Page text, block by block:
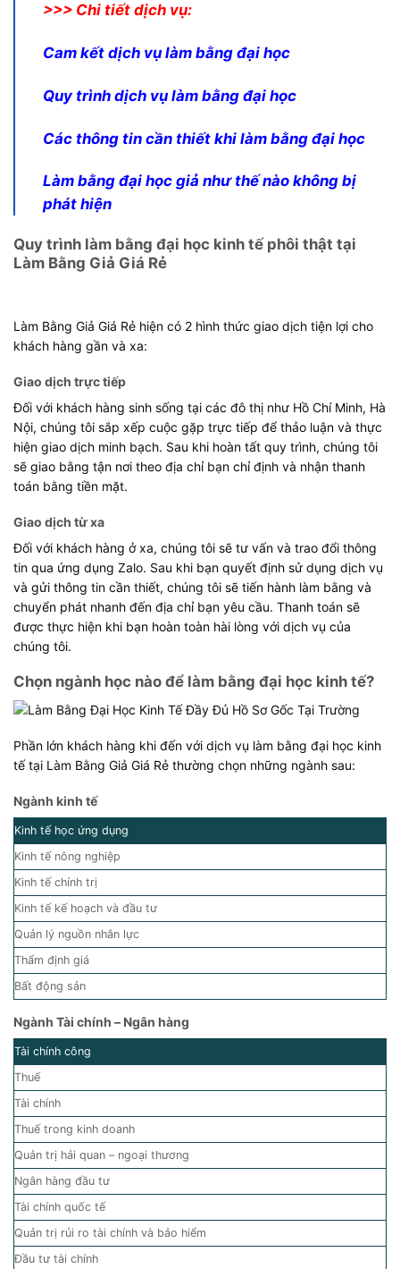
>>> Chi tiết dịch vụ:
Cam kết dịch vụ làmbằng đại học
Quy trình dịch vụ làm bằng đại học
Các thông tin cần thiết khi làm bằng đại học
Làm bằng đại học giả như thế nào không bị
phát hiện
Quy trình làm bằng đại học kinh tế phôi thật tại
Làm Bằng Giả Giá Rẻ
Làm Bằng Giả Giá Rẻ hiện có 2 hình thức giao dịch tiện lợi cho
khách hàng gần và xa:
Giao dịch trực tiếp
Đối với khách hàng sinh sống tại các đô thị như Hồ Chí Minh, Hà
Nội, chúng tôi sắp xếp cuộc gặp trực tiếp để thảo luận và thực
hiện giao dịch minh bạch. Sau khi hoàn tất quy trình, chúng tôi
sẽ giao bằng tận nơi theo địa chỉ bạn chỉ định và nhận thanh
toán bằng tiền mặt.
Giao dịch từ xa
Đối với khách hàng ở xa, chúng tôi sẽ tư vấn và trao đổi thông
tin qua ứng dụng Zalo. Sau khi bạn quyết định sử dụng dịch vụ
và gửi thông tin cần thiết, chúng tôi sẽ tiến hành làm bằng và
chuyển phát nhanh đến địa chỉ bạn yêu cầu. Thanh toán sẽ
được thực hiện khi bạn hoàn toàn hài lòng với dịch vụ của
chúng tôi.
Chọn ngành học nào để làm bằng đại học kinh tế?
Phần lớn khách hàng khi đến với dịch vụ làm bằng đại học kinh
tế tại Làm Bằng Giả Giá Rẻ thường chọn những ngành sau:
Ngành kinh tế
Kinh tế học ứng dụng
Kinh tế nông nghiệp
Kinh tế chính trị
Kinh tế kế hoạch và đầu tư
Quản lý nguồn nhân lực
Thẩm định giá
Bất động sản
Ngành Tài chính – Ngân hàng
Tài chính công
Thuế
Tài chính
Thuế trong kinh doanh
Quản trị hải quan – ngoại thương
Ngân hàng đầu tư
Tài chính quốc tế
Quản trị rủi ro tài chính và bảo hiểm
Đầu tư tài chính